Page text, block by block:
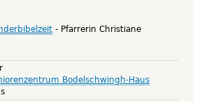
Pfarrerin Christiane
Bodelschwingh-Haus